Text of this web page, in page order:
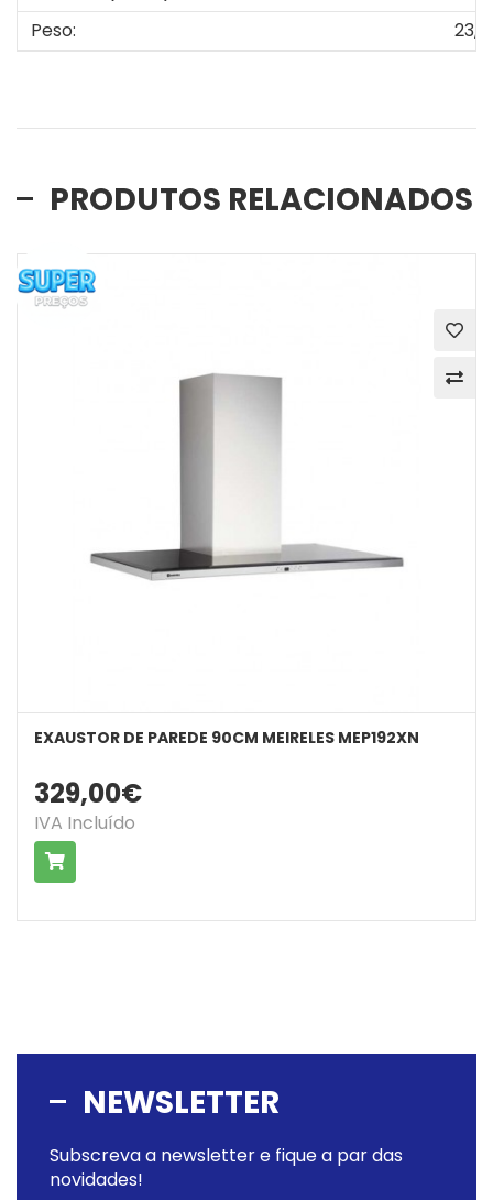
Peso:
PRODUTOS RELACIONADOS
EXAUSTOR DE PAREDE 90CM MEIRELES MEP192XN
329,00€
IVA Incluído
COMPRAR
NEWSLETTER
Subscreva a newsletter e fique a par das
novidades!